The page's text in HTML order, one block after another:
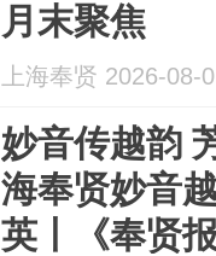
月末聚焦
上海奉贤 2026-08-
妙音传越韵
海奉贤妙音
英丨《奉贤